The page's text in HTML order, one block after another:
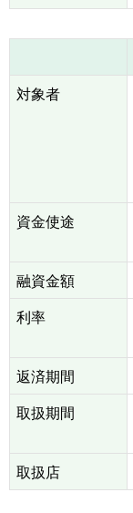
対象者
資金使途
融資金額
利率
返済期間
取扱期間
取扱店